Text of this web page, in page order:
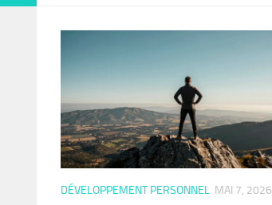
DÉVELOPPEMENT PERSONNEL MAI 7, 2026